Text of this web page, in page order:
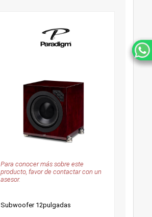
Para conocer más sobre este
producto, favor de contactar con un
asesor.
Subwoofer 12pulgadas